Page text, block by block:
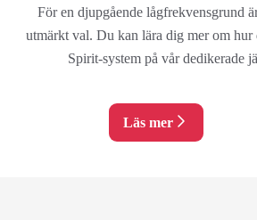
För en djupgående lågfrekvensgrund
utmärkt val. Du kan lära dig mer om hur
Spirit-system på vår dedikerade
Läs mer